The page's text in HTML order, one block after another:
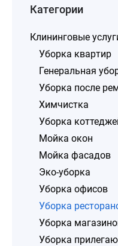
Категории
Клининговые
Уборка квартир
Генеральная
Уборка после
Химчистка
Уборка
Мойка окон
Мойка фасадов
Эко-уборка
Уборка офисов
Уборка
Уборка
Уборка